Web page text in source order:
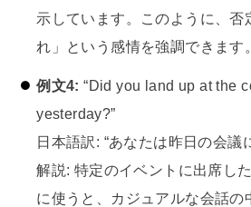
示しています。このように、否
れ」という感情を強調できます。
例文4: “Did you land up at the
yesterday?”
日本語訳: “あなたは昨日の会議
解説: 特定のイベントに出席し
に使うと、カジュアルな会話の